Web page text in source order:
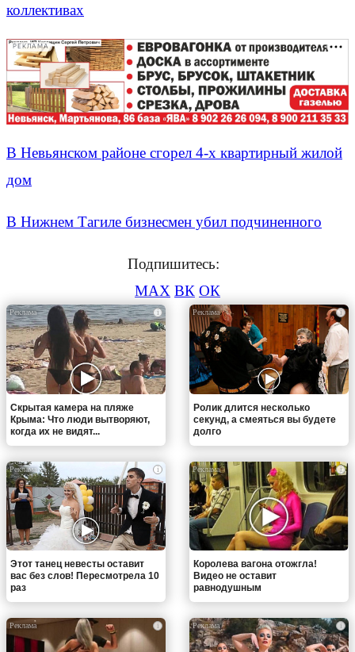
коллективах
РЕКЛАМА
В Невьянском районе сгорел 4-х квартирный жилой
дом
В Нижнем Тагиле бизнесмен убил подчиненного
Подпишитесь:
MAX ВК ОК
i
Скрытая камера на пляже
Крыма: Что люди вытворяют,
когда их не видят...
i
Ролик длится несколько
секунд, а смеяться вы будете
долго
i
Этот танец невесты оставит
вас без слов! Пересмотрела 10
раз
i
Королева вагона отожгла!
Видео не оставит
равнодушным
i i